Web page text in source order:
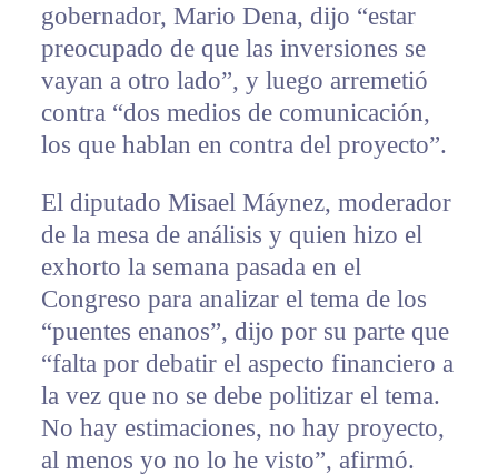
gobernador, Mario Dena, dijo “estar
preocupado de que las inversiones se
vayan a otro lado”, y luego arremetió
contra “dos medios de comunicación,
los que hablan en contra del proyecto”.
El diputado Misael Máynez, moderador
de la mesa de análisis y quien hizo el
exhorto la semana pasada en el
Congreso para analizar el tema de los
“puentes enanos”, dijo por su parte que
“falta por debatir el aspecto financiero a
la vez que no se debe politizar el tema.
No hay estimaciones, no hay proyecto,
al menos yo no lo he visto”, afirmó.